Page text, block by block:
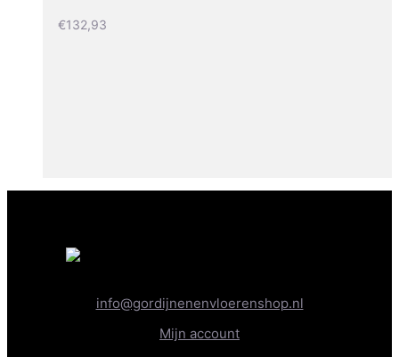
€132,93
info@gordijnenenvloerenshop.nl
Mijn account